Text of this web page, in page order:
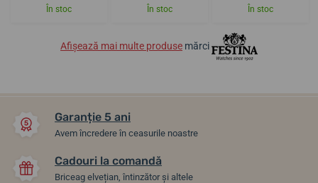
În stoc În stoc În stoc
Afișează mai multe produse mărci
Garanție 5 ani
Avem încredere în ceasurile noastre
Cadouri la comandă
Briceag elvețian, întinzător și altele